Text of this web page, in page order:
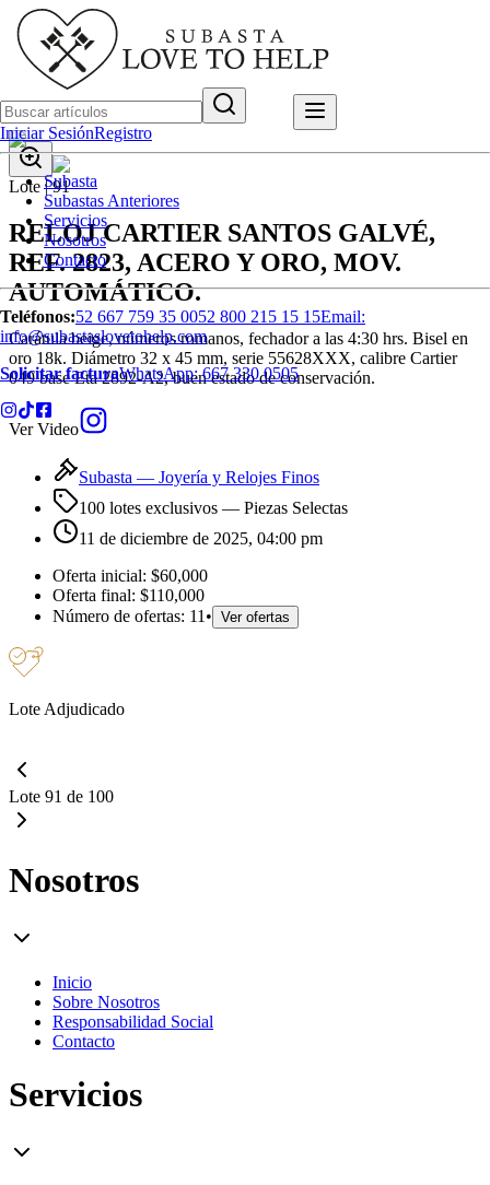
Iniciar SesiónRegistro
Subasta
Subastas Anteriores
Servicios
Nosotros
Contacto
Teléfonos:52 667 759 35 0052 800 215 15 15Email:
info@subastaslovetohelp.com
Solicitar facturaWhatsApp:667 330 0505
Lote |91
RELOJ CARTIER SANTOS GALVÉ,
REF. 2823, ACERO Y ORO, MOV.
AUTOMÁTICO.
Carátula beige, números romanos, fechador a las 4:30 hrs. Bisel en
oro 18k. Diámetro 32 x 45 mm, serie 55628XXX, calibre Cartier
049 base Eta 2892-A2, buen estado de conservación.
Ver Video
Subasta — Joyería y Relojes Finos
100 lotes exclusivos — Piezas Selectas
11 de diciembre de 2025, 04:00 pm
Oferta inicial: $60,000
Oferta final: $110,000
Número de ofertas: 11 • Ver ofertas
Lote Adjudicado
Lote 91 de 100
Nosotros
Inicio
Sobre Nosotros
Responsabilidad Social
Contacto
Servicios